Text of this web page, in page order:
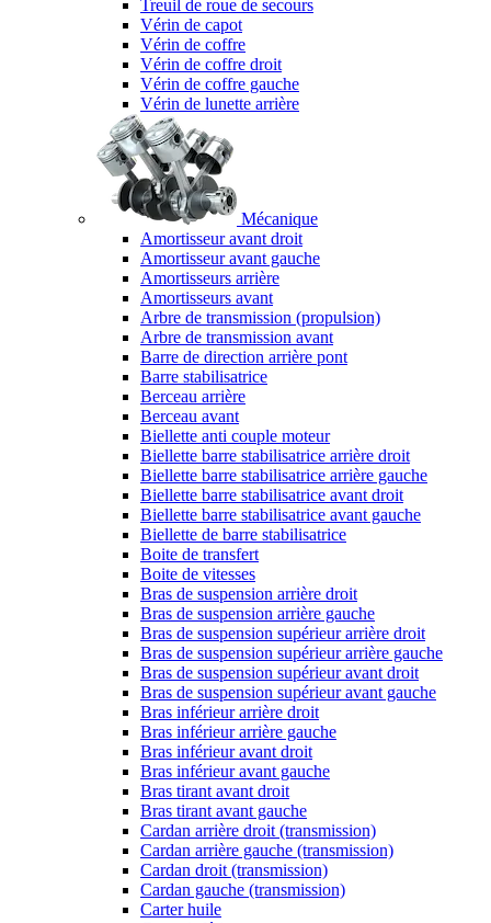
Treuil de roue de secours
Vérin de capot
Vérin de coffre
Vérin de coffre droit
Vérin de coffre gauche
Vérin de lunette arrière
Mécanique
Amortisseur avant droit
Amortisseur avant gauche
Amortisseurs arrière
Amortisseurs avant
Arbre de transmission (propulsion)
Arbre de transmission avant
Barre de direction arrière pont
Barre stabilisatrice
Berceau arrière
Berceau avant
Biellette anti couple moteur
Biellette barre stabilisatrice arrière droit
Biellette barre stabilisatrice arrière gauche
Biellette barre stabilisatrice avant droit
Biellette barre stabilisatrice avant gauche
Biellette de barre stabilisatrice
Boite de transfert
Boite de vitesses
Bras de suspension arrière droit
Bras de suspension arrière gauche
Bras de suspension supérieur arrière droit
Bras de suspension supérieur arrière gauche
Bras de suspension supérieur avant droit
Bras de suspension supérieur avant gauche
Bras inférieur arrière droit
Bras inférieur arrière gauche
Bras inférieur avant droit
Bras inférieur avant gauche
Bras tirant avant droit
Bras tirant avant gauche
Cardan arrière droit (transmission)
Cardan arrière gauche (transmission)
Cardan droit (transmission)
Cardan gauche (transmission)
Carter huile